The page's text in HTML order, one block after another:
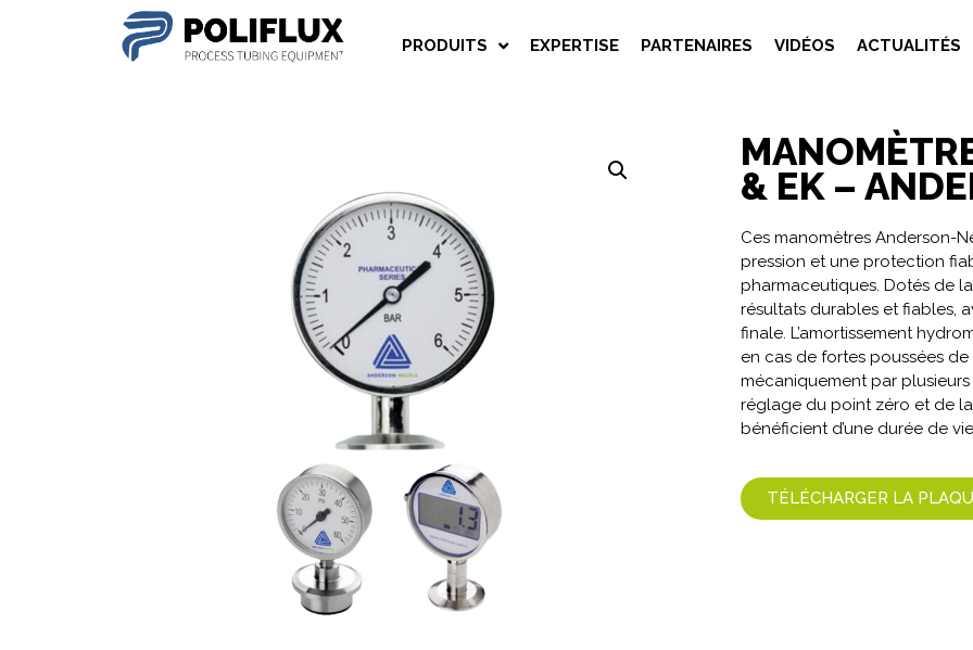
PRODUITS EXPERTISE PARTENAIRES VIDÉOS ACTUALITÉS
& EK –
Ces manomètres Anderson-
pression et une protection
pharmaceutiques. Dotés de
résultats durables et fiables,
finale. L’amortissement
en cas de fortes poussées
mécaniquement par
réglage du point zéro et de
bénéficient d’une durée de
TÉLÉCHARGER LA